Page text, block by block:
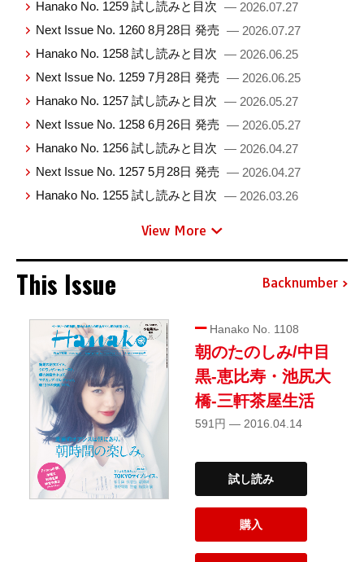
Hanako No. 1259 試し読みと目次 — 2026.07.27
Next Issue No. 1260 8月28日 発売 — 2026.07.27
Hanako No. 1258 試し読みと目次 — 2026.06.25
Next Issue No. 1259 7月28日 発売 — 2026.06.25
Hanako No. 1257 試し読みと目次 — 2026.05.27
Next Issue No. 1258 6月26日 発売 — 2026.05.27
Hanako No. 1256 試し読みと目次 — 2026.04.27
Next Issue No. 1257 5月28日 発売 — 2026.04.27
Hanako No. 1255 試し読みと目次 — 2026.03.26
View More
This Issue Backnumber
Hanako No. 1108
朝のたのしみ/中目
黒-恵比寿・池尻大
橋-三軒茶屋生活
591円 — 2016.04.14
試し読み
購入